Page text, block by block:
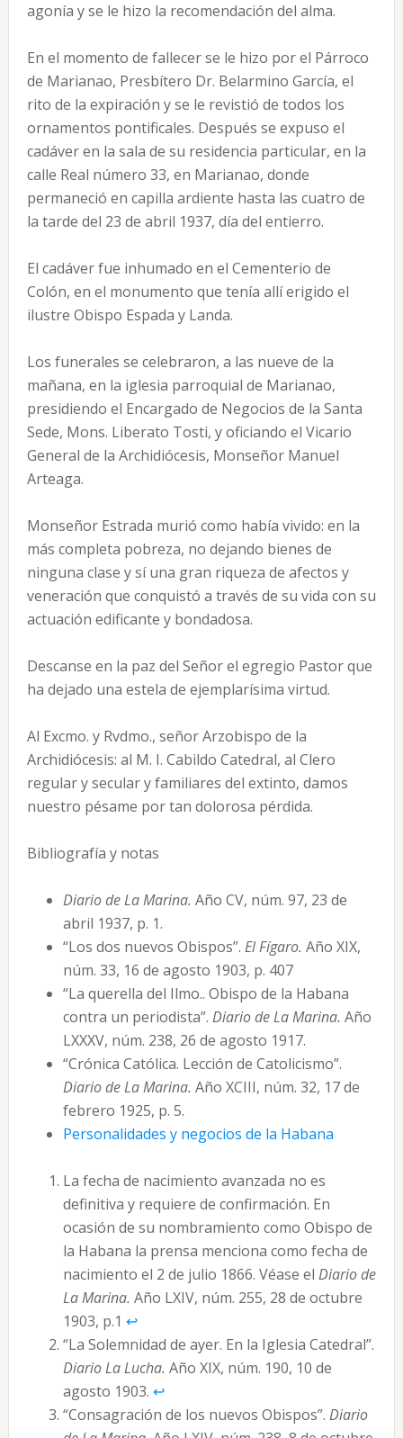
agonía y se le hizo la recomendación del alma.
En el momento de fallecer se le hizo por el Párroco
de Marianao, Presbítero Dr. Belarmino García, el
rito de la expiración y se le revistió de todos los
ornamentos pontificales. Después se expuso el
cadáver en la sala de su residencia particular, en la
calle Real número 33, en Marianao, donde
permaneció en capilla ardiente hasta las cuatro de
la tarde del 23 de abril 1937, día del entierro.
El cadáver fue inhumado en el Cementerio de
Colón, en el monumento que tenía allí erigido el
ilustre Obispo Espada y Landa.
Los funerales se celebraron, a las nueve de la
mañana, en la iglesia parroquial de Marianao,
presidiendo el Encargado de Negocios de la Santa
Sede, Mons. Liberato Tosti, y oficiando el Vicario
General de la Archidiócesis, Monseñor Manuel
Arteaga.
Monseñor Estrada murió como había vivido: en la
más completa pobreza, no dejando bienes de
ninguna clase y sí una gran riqueza de afectos y
veneración que conquistó a través de su vida con su
actuación edificante y bondadosa.
Descanse en la paz del Señor el egregio Pastor que
ha dejado una estela de ejemplarísima virtud.
Al Excmo. y Rvdmo., señor Arzobispo de la
Archidiócesis: al M. I. Cabildo Catedral, al Clero
regular y secular y familiares del extinto, damos
nuestro pésame por tan dolorosa pérdida.
Bibliografía y notas
Diario de La Marina. Año CV, núm. 97, 23 de
abril 1937, p. 1.
“Los dos nuevos Obispos”. El Fígaro. Año XIX,
núm. 33, 16 de agosto 1903, p. 407
“La querella del Ilmo.. Obispo de la Habana
contra un periodista”. Diario de La Marina. Año
LXXXV, núm. 238, 26 de agosto 1917.
“Crónica Católica. Lección de Catolicismo”.
Diario de La Marina. Año XCIII, núm. 32, 17 de
febrero 1925, p. 5.
Personalidades y negocios de la Habana
La fecha de nacimiento avanzada no es
definitiva y requiere de confirmación. En
ocasión de su nombramiento como Obispo de
la Habana la prensa menciona como fecha de
nacimiento el 2 de julio 1866. Véase el Diario de
La Marina. Año LXIV, núm. 255, 28 de octubre
1903, p.1 ↩︎
“La Solemnidad de ayer. En la Iglesia Catedral”.
Diario La Lucha. Año XIX, núm. 190, 10 de
agosto 1903. ↩︎
“Consagración de los nuevos Obispos”. Diario